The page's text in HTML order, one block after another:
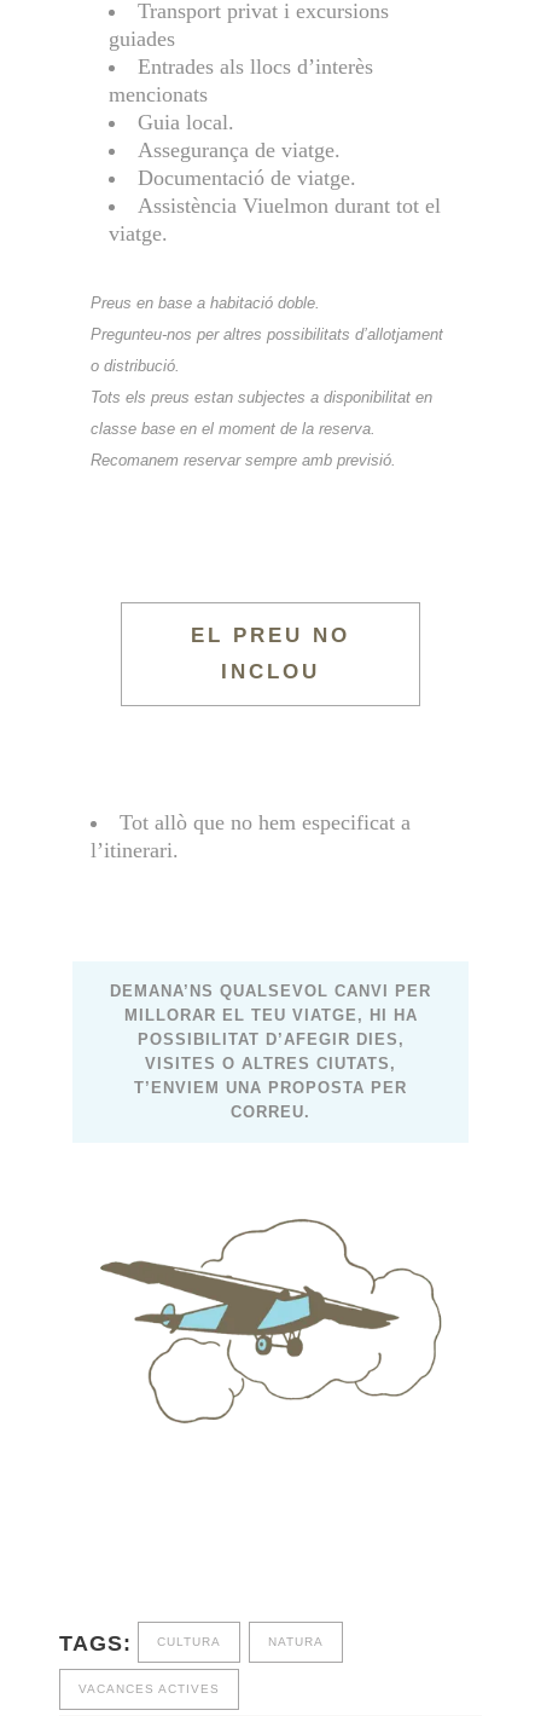
Transport privat i excursions
guiades
Entrades als llocs d’interès
mencionats
Guia local.
Assegurança de viatge.
Documentació de viatge.
Assistència Viuelmon durant tot el
viatge.
Preus en base a habitació doble.
Pregunteu-nos per altres possibilitats d’allotjament
o distribució.
Tots els preus estan subjectes a disponibilitat en
classe base en el moment de la reserva.
Recomanem reservar sempre amb previsió.
EL PREU NO
INCLOU
Tot allò que no hem especificat a
l’itinerari.
DEMANA’NS QUALSEVOL CANVI PER
MILLORAR EL TEU VIATGE, HI HA
POSSIBILITAT D’AFEGIR DIES,
VISITES O ALTRES CIUTATS,
T’ENVIEM UNA PROPOSTA PER
CORREU.
TAGS: CULTURA NATURA
VACANCES ACTIVES